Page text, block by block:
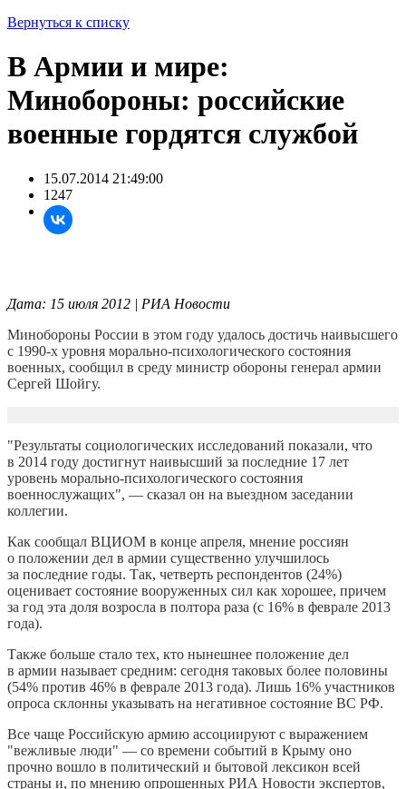
Вернуться к списку
В Армии и мире:
Минобороны: российские
военные гордятся службой
15.07.2014 21:49:00
1247
Дата: 15 июля 2012 | РИА Новости
Минобороны России в этом году удалось достичь наивысшего
с 1990-х уровня морально-психологического состояния
военных, сообщил в среду министр обороны генерал армии
Сергей Шойгу.
"Результаты социологических исследований показали, что
в 2014 году достигнут наивысший за последние 17 лет
уровень морально-психологического состояния
военнослужащих", — сказал он на выездном заседании
коллегии.
Как сообщал ВЦИОМ в конце апреля, мнение россиян
о положении дел в армии существенно улучшилось
за последние годы. Так, четверть респондентов (24%)
оценивает состояние вооруженных сил как хорошее, причем
за год эта доля возросла в полтора раза (с 16% в феврале 2013
года).
Также больше стало тех, кто нынешнее положение дел
в армии называет средним: сегодня таковых более половины
(54% против 46% в феврале 2013 года). Лишь 16% участников
опроса склонны указывать на негативное состояние ВС РФ.
Все чаще Российскую армию ассоциируют с выражением
"вежливые люди" — со времени событий в Крыму оно
прочно вошло в политический и бытовой лексикон всей
страны и, по мнению опрошенных РИА Новости экспертов,